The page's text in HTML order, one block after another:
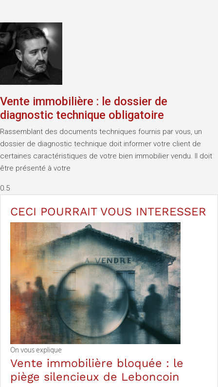
Vente immobilière : le dossier de
diagnostic technique obligatoire
Rassemblant des documents techniques fournis par vous, un
dossier de diagnostic technique doit informer votre client de
certaines caractéristiques de votre bien immobilier vendu. Il doit
être présenté à votre
CECI POURRAIT VOUS INTERESSER
On vous explique
Vente immobilière bloquée : le
piège silencieux de Leboncoin